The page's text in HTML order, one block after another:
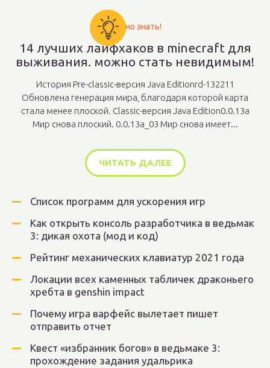
Важно знать!
14 лучших лайфхаков в minecraft для
выживания. можно стать невидимым!
История Pre-classic-версия Java Editionrd-132211
Обновлена генерация мира, благодаря которой карта
стала менее плоской. Classic-версия Java Edition0.0.13a
Мир снова плоский. 0.0.13a_03 Мир снова имеет...
ЧИТАТЬ ДАЛЕЕ
Список программ для ускорения игр
Как открыть консоль разработчика в ведьмак
3: дикая охота (мод и код)
Рейтинг механических клавиатур 2021 года
Локации всех каменных табличек драконьего
хребта в genshin impact
Почему игра варфейс вылетает пишет
отправить отчет
Квест «избранник богов» в ведьмаке 3:
прохождение задания удальрика